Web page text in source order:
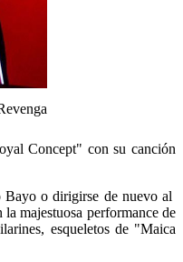
Concept" con su canción
Bayo o dirigirse de nuevo al
majestuosa performance de
esqueletos de "Maica